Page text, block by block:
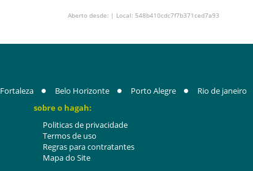
Aberto desde: | Local: 548b410cdc7f7b371ced7a93
Fortaleza Belo Horizonte Porto Alegre Rio de janeiro
sobre o hagah:
Politicas de privacidade
Termos de uso
Regras para contratantes
Mapa do Site